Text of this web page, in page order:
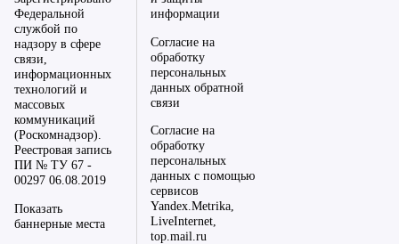
Федеральной
службой по
надзору в сфере
связи,
информационных
технологий и
массовых
коммуникаций
(Роскомнадзор).
Реестровая запись
ПИ № ТУ 67 -
00297 06.08.2019
Показать
баннерные места
информации
Согласие на
обработку
персональных
данных обратной
связи
Согласие на
обработку
персональных
данных с помощью
сервисов
Yandex.Metrika,
LiveInternet,
top.mail.ru